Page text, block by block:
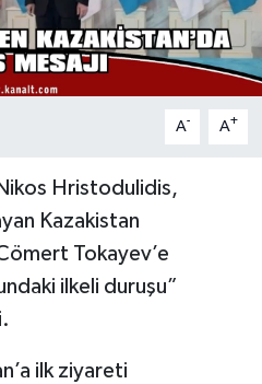
A- A+
Hristodulidis,
Kazakistan
Tokayev’e
ilkeli duruşu”
ilk ziyareti